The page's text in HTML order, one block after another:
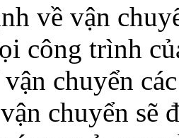
về vận
công trình
chuyển
chuyển sẽ